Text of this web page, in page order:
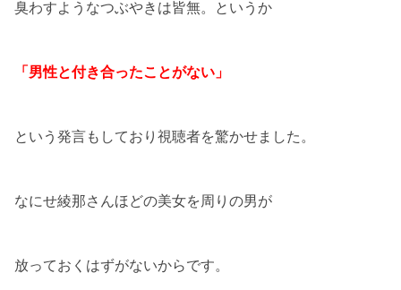
臭わすようなつぶやきは皆無。というか
「男性と付き合ったことがない」
という発言もしており視聴者を驚かせました。
なにせ綾那さんほどの美女を周りの男が
放っておくはずがないからです。